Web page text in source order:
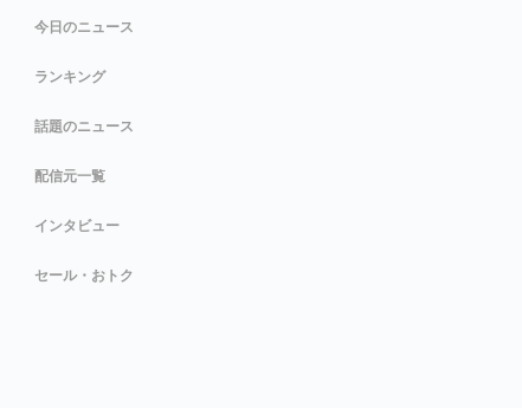
今日のニュース
ランキング
話題のニュース
配信元一覧
インタビュー
セール・おトク